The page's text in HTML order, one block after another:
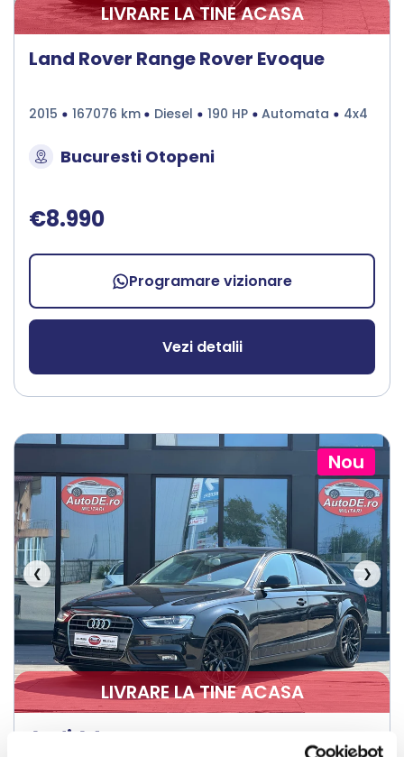
LIVRARE LA TINE ACASA
Land Rover Range Rover Evoque
2015 167076 km Diesel 190 HP Automata 4x4
Bucuresti Otopeni
€8.990
Programare vizionare
Vezi detalii
Nou
❮ ❯
LIVRARE LA TINE ACASA
Audi A4